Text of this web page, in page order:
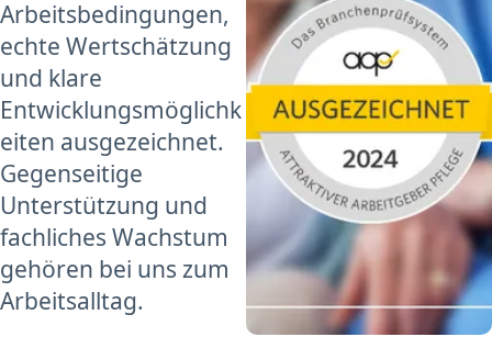
Arbeitsbedingungen,
echte Wertschätzung
und klare
Entwicklungsmöglichk
eiten ausgezeichnet.
Gegenseitige
Unterstützung und
fachliches Wachstum
gehören bei uns zum
Arbeitsalltag.